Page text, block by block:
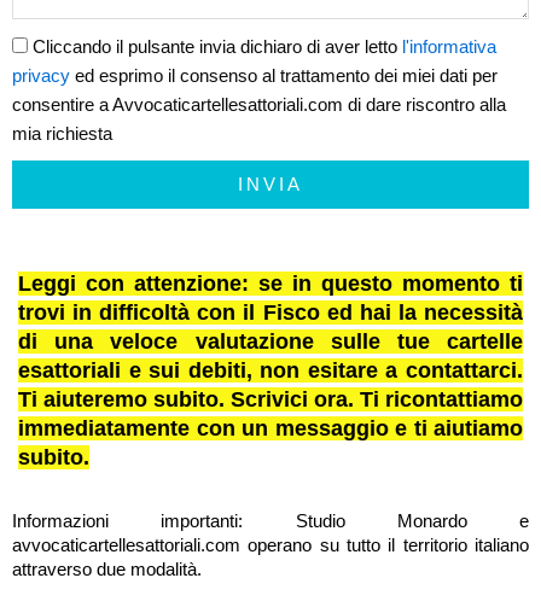
Cliccando il pulsante invia dichiaro di aver letto l'informativa
privacy ed esprimo il consenso al trattamento dei miei dati per
consentire a Avvocaticartellesattoriali.com di dare riscontro alla
mia richiesta
INVIA
Leggi con attenzione: se in questo momento ti
trovi in difficoltà con il Fisco ed hai la necessità
di una veloce valutazione sulle tue cartelle
esattoriali e sui debiti, non esitare a contattarci.
Ti aiuteremo subito. Scrivici ora. Ti ricontattiamo
immediatamente con un messaggio e ti aiutiamo
subito.
Informazioni importanti: Studio Monardo e
avvocaticartellesattoriali.com operano su tutto il territorio italiano
attraverso due modalità.